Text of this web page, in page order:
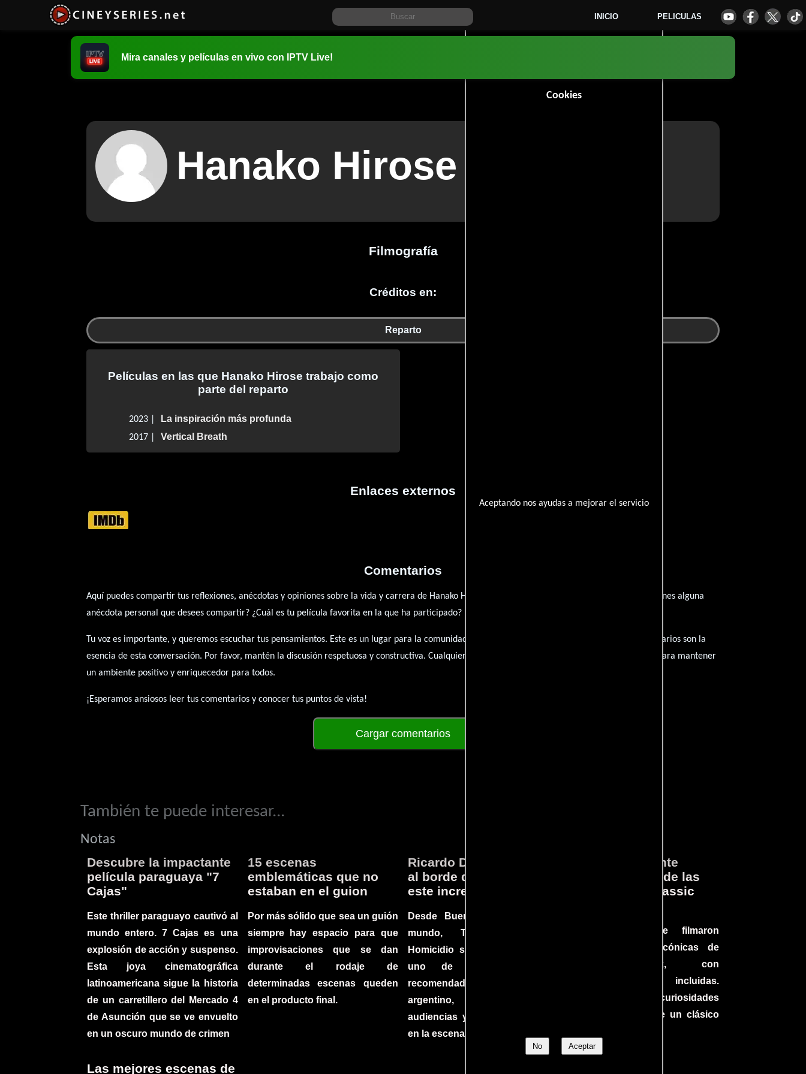
INICIO PELICULAS
Cookies
Aceptando nos ayudas a mejorar el servicio
No Aceptar
Mira canales y películas en vivo con IPTV Live!
Hanako Hirose
Filmografía
Créditos en:
Reparto
Películas en las que Hanako Hirose trabajo como
parte del reparto
2023 | La inspiración más profunda
2017 | Vertical Breath
Enlaces externos
Comentarios
Aquí puedes compartir tus reflexiones, anécdotas y opiniones sobre la vida y carrera de Hanako Hirose. ¿Qué te ha inspirado de su trayectoria? ¿Tienes alguna
anécdota personal que desees compartir? ¿Cuál es tu película favorita en la que ha participado?
Tu voz es importante, y queremos escuchar tus pensamientos. Este es un lugar para la comunidad de admiradores y amantes del cine, y tus comentarios son la
esencia de esta conversación. Por favor, mantén la discusión respetuosa y constructiva. Cualquier forma de contenido inapropiado será eliminado para mantener
un ambiente positivo y enriquecedor para todos.
¡Esperamos ansiosos leer tus comentarios y conocer tus puntos de vista!
Cargar comentarios
También te puede interesar...
Notas
Descubre la impactante
película paraguaya "7
Cajas"
Este thriller paraguayo cautivó al
mundo entero. 7 Cajas es una
explosión de acción y suspenso.
Esta joya cinematográfica
latinoamericana sigue la historia
de un carretillero del Mercado 4
de Asunción que se ve envuelto
en un oscuro mundo de crimen
15 escenas
emblemáticas que no
estaban en el guion
Por más sólido que sea un guión
siempre hay espacio para que
improvisaciones que se dan
durante el rodaje de
determinadas escenas queden
en el producto final.
Ricardo Darín te llevará
al borde del asiento en
este increíble thriller
Desde Buenos Aires hasta el
mundo, Tesis sobre un
Homicidio se ha convertido en
uno de los filmes más
recomendados del cine
argentino, cautivando
audiencias y dejando su huella
en la escena internacional.
Lo que Realmente
Sucedió detrás de las
cámaras en Jurassic
Conoce cómo se filmaron
algunas escenas icónicas de
Jurassic Park, con
improvisaciones incluidas.
¡Descubre las curiosidades
detrás del rodaje de un clásico
Las mejores escenas de